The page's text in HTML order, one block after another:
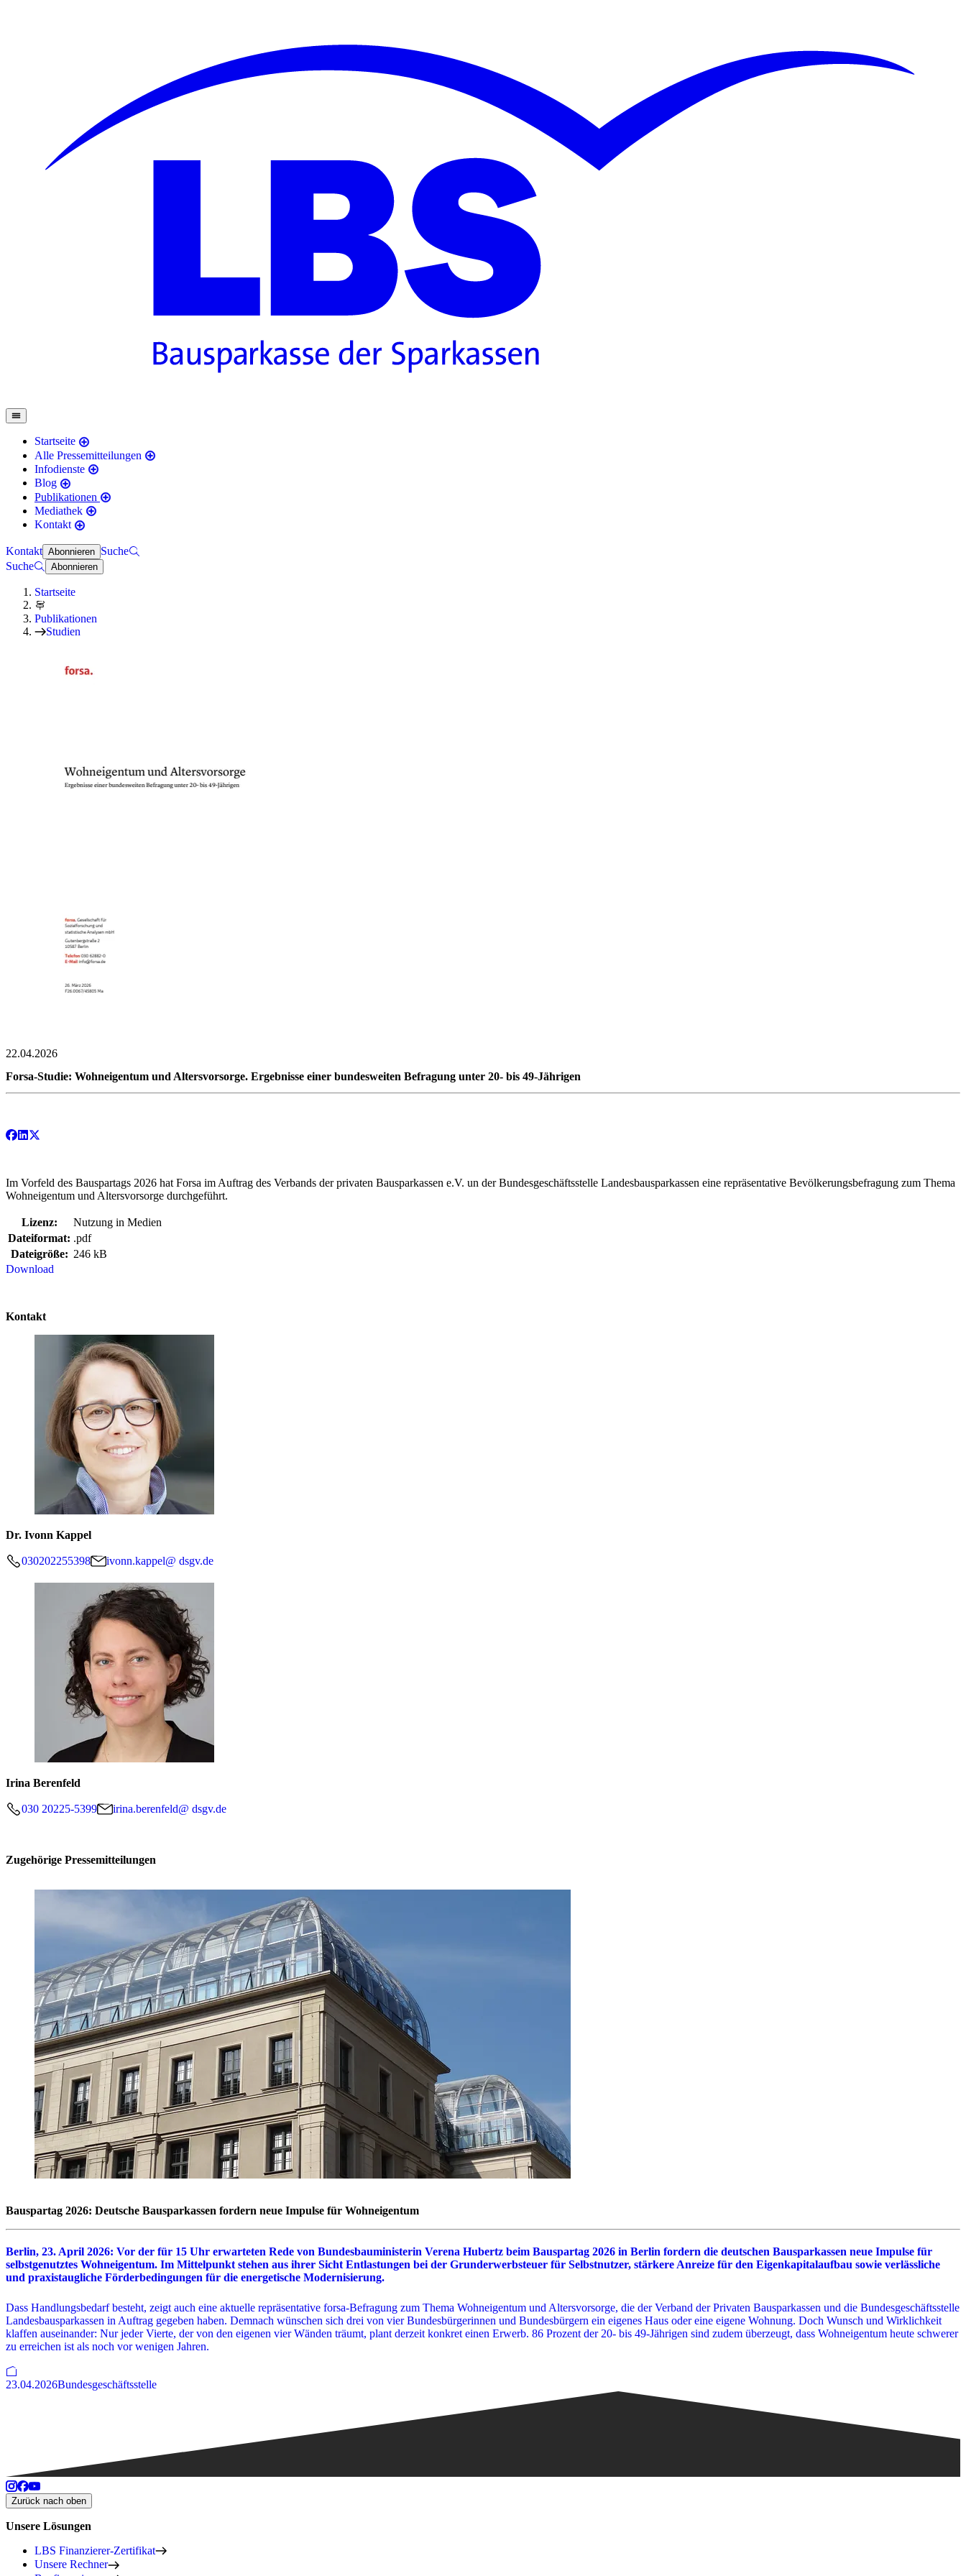
Startseite
Alle Pressemitteilungen
Infodienste
Blog
Publikationen
Mediathek
Kontakt
Kontakt Abonnieren Suche
Suche
Abonnieren
Startseite
Publikationen
Studien
22.04.2026
Forsa-Studie: Wohneigentum und Altersvorsorge. Ergebnisse einer bundesweiten Befragung unter 20- bis 49-Jährigen
Im Vorfeld des Bauspartags 2026 hat Forsa im Auftrag des Verbands der privaten Bausparkassen e.V. un der Bundesgeschäftsstelle Landesbausparkassen eine repräsentative Bevölkerungsbefragung zum Thema
Wohneigentum und Altersvorsorge durchgeführt.
Lizenz:
Nutzung in Medien
Dateiformat: .pdf
Dateigröße: 246 kB
Download
Kontakt
Dr. Ivonn Kappel
030202255398 ivonn.kappel@ dsgv.de
Irina Berenfeld
030 20225-5399 irina.berenfeld@ dsgv.de
Zugehörige Pressemitteilungen
Bauspartag 2026: Deutsche Bausparkassen fordern neue Impulse für Wohneigentum
Berlin, 23. April 2026: Vor der für 15 Uhr erwarteten Rede von Bundesbauministerin Verena Hubertz beim Bauspartag 2026 in Berlin fordern die deutschen Bausparkassen neue Impulse für
selbstgenutztes Wohneigentum. Im Mittelpunkt stehen aus ihrer Sicht Entlastungen bei der Grunderwerbsteuer für Selbstnutzer, stärkere Anreize für den Eigenkapitalaufbau sowie verlässliche
und praxistaugliche Förderbedingungen für die energetische Modernisierung.
Dass Handlungsbedarf besteht, zeigt auch eine aktuelle repräsentative forsa-Befragung zum Thema Wohneigentum und Altersvorsorge, die der Verband der Privaten Bausparkassen und die Bundesgeschäftsstelle
Landesbausparkassen in Auftrag gegeben haben. Demnach wünschen sich drei von vier Bundesbürgerinnen und Bundesbürgern ein eigenes Haus oder eine eigene Wohnung. Doch Wunsch und Wirklichkeit
klaffen auseinander: Nur jeder Vierte, der von den eigenen vier Wänden träumt, plant derzeit konkret einen Erwerb. 86 Prozent der 20- bis 49-Jährigen sind zudem überzeugt, dass Wohneigentum heute schwerer
zu erreichen ist als noch vor wenigen Jahren.
23.04.2026Bundesgeschäftsstelle
Zurück nach oben
Unsere Lösungen
LBS Finanzierer-Zertifikat
Unsere Rechner